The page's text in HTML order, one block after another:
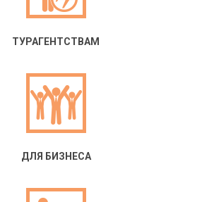
ТУРАГЕНТСТВАМ
ДЛЯ БИЗНЕСА